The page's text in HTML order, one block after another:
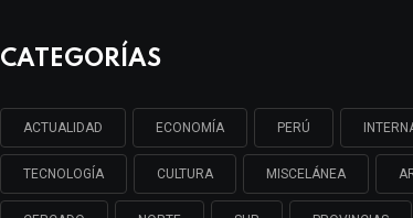
CATEGORÍAS
ACTUALIDAD ECONOMÍA PERÚ
TECNOLOGÍA CULTURA MISCELÁNEA